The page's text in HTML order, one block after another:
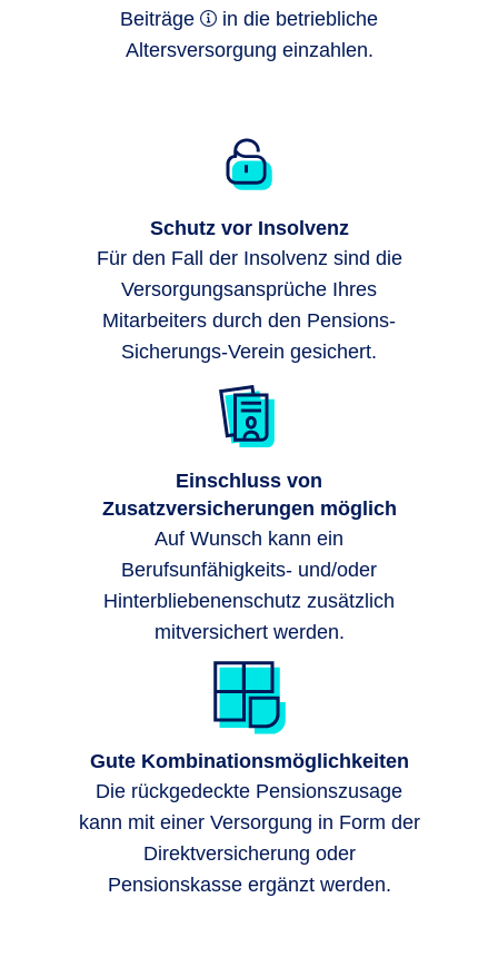
Beiträge
in die betriebliche
Altersversorgung einzahlen.
Schutz vor Insolvenz
Für den Fall der Insolvenz sind die
Versorgungsansprüche Ihres
Mitarbeiters durch den Pensions-
Sicherungs-Verein gesichert.
Einschluss von
Zusatzversicherungen möglich
Auf Wunsch kann ein
Berufsunfähigkeits- und/oder
Hinterbliebenenschutz zusätzlich
mitversichert werden.
Gute Kombinationsmöglichkeiten
Die rückgedeckte Pensionszusage
kann mit einer Versorgung in Form der
Direktversicherung oder
Pensionskasse ergänzt werden.